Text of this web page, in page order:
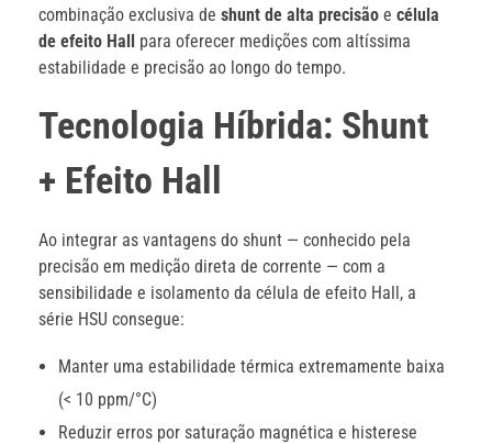
combinação exclusiva de shunt de alta precisão e célula
de efeito Hall para oferecer medições com altíssima
estabilidade e precisão ao longo do tempo.
Tecnologia Híbrida: Shunt
+ Efeito Hall
Ao integrar as vantagens do shunt — conhecido pela
precisão em medição direta de corrente — com a
sensibilidade e isolamento da célula de efeito Hall, a
série HSU consegue:
Manter uma estabilidade térmica extremamente baixa
(< 10 ppm/°C)
Reduzir erros por saturação magnética e histerese